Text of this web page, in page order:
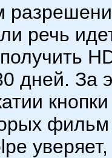
речь
За
кнопки